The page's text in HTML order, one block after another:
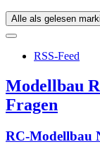
Alle als gelesen
RSS-Feed
Modellbau
Fragen
RC-Modellbau